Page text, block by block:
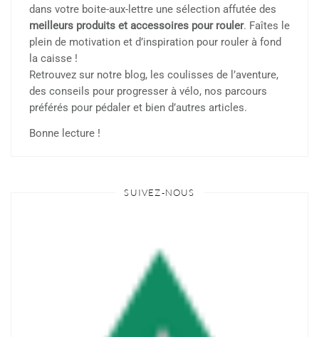
dans votre boite-aux-lettre une sélection affutée des
meilleurs produits et accessoires pour rouler. Faîtes le
plein de motivation et d’inspiration pour rouler à fond
la caisse !
Retrouvez sur notre blog, les coulisses de l’aventure,
des conseils pour progresser à vélo, nos parcours
préférés pour pédaler et bien d’autres articles.
Bonne lecture !
SUIVEZ-NOUS